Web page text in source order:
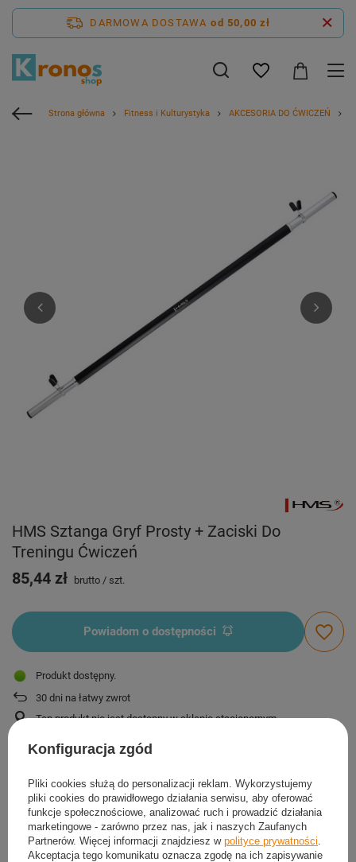
DARMOWA DOSTAWA od 50,00 zł
Strona główna Fitness i Kulturystyka AKCESORIA DO ĆWICZEŃ
HMS Sztanga Gryf Prosty + Zaciski Do
Treningu Ćwiczeń
85,44 zł brutto / szt.
Powiadom o dostępności
Produkt dostępny
30 dni na łatwy zwrot
Ten produkt nie jest dostępny w sklepie stacjonarnym
OPIS
SZCZEGÓŁOWE DANE
Konfiguracja zgód
Pliki cookies służą do personalizacji reklam. Wykorzystujemy
pliki cookies do prawidłowego działania serwisu, aby oferować
funkcje społecznościowe, analizować ruch i prowadzić działania
marketingowe - zarówno przez nas, jak i naszych Zaufanych
Partnerów. Więcej informacji znajdziesz w polityce prywatności
Akceptacja tego komunikatu oznacza zgodę na ich zapisywanie